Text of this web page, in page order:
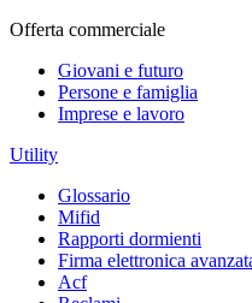
Offerta commerciale
Giovani e futuro
Persone e famiglia
Imprese e lavoro
Utility
Glossario
Mifid
Rapporti dormienti
Firma elettronica
Acf